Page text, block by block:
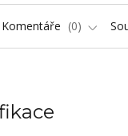
Komentáře 0